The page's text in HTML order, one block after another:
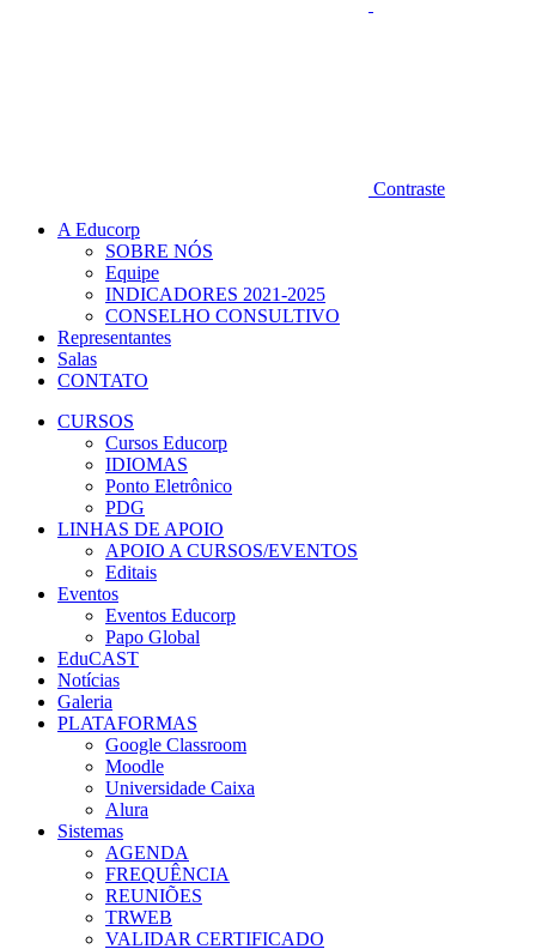
Contraste
A Educorp
SOBRE NÓS
Equipe
INDICADORES 2021-2025
CONSELHO CONSULTIVO
Representantes
Salas
CONTATO
CURSOS
Cursos Educorp
IDIOMAS
Ponto Eletrônico
PDG
LINHAS DE APOIO
APOIO A CURSOS/EVENTOS
Editais
Eventos
Eventos Educorp
Papo Global
EduCAST
Notícias
Galeria
PLATAFORMAS
Google Classroom
Moodle
Universidade Caixa
Alura
Sistemas
AGENDA
FREQUÊNCIA
REUNIÕES
TRWEB
VALIDAR CERTIFICADO